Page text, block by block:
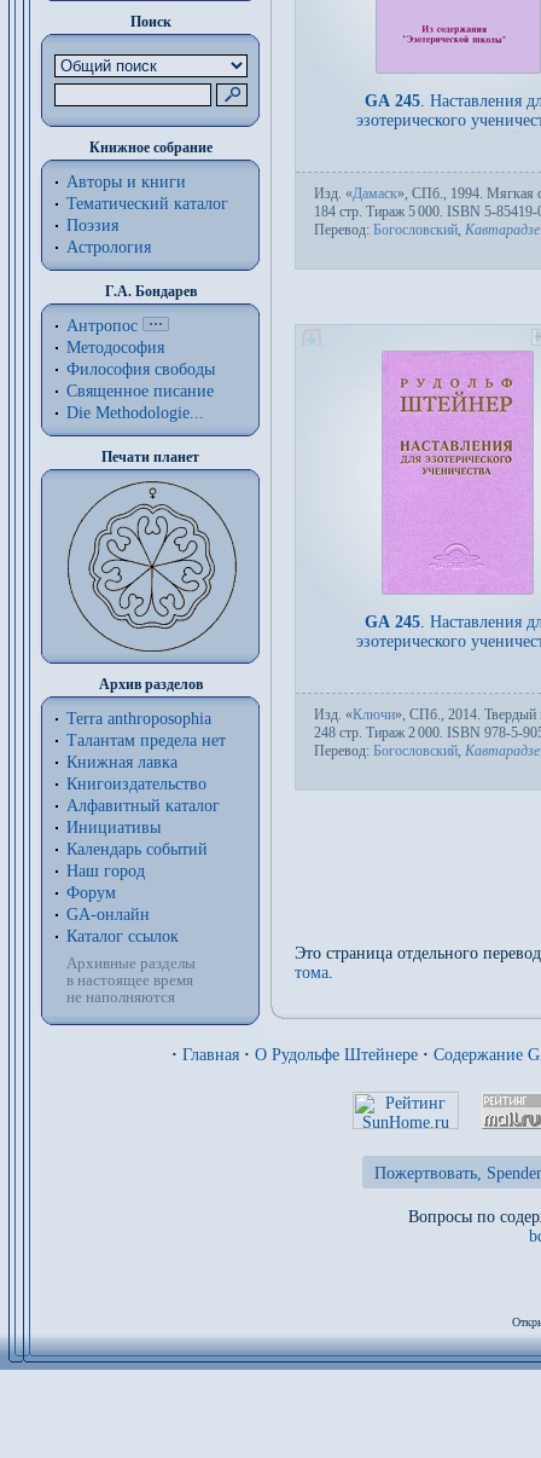
Поиск
Книжное собрание
Авторы и книги
Тематический каталог
Поэзия
Астрология
Г.А. Бондарев
Антропос
Методософия
Философия cвободы
Священное писание
Die Methodologie...
Печати планет
Архив разделов
Terra anthroposophia
Талантам предела нет
Книжная лавка
Книгоиздательство
Алфавитный каталог
Инициативы
Календарь событий
Наш город
Форум
GA-онлайн
Каталог ссылок
Архивные разделы
в настоящее время
не наполняются
GA 245 Наставления
эзотерического
Изд. «Дамаск», СПб.
, 1994. Мяг­кая
184 стр. Тираж 5000. ISBN 5-85419-
Пере­вод: Богословский Кавтарадзе
GA 245 Наставления
эзотерического
Изд. «Ключи», СПб.
, 2014. Твер­дый
248 стр. Тираж 2 000. ISBN 978-5-
Пере­вод: Богословский Кавтарадзе
Это страница отдельного
тома
· Главная · О Рудольфе Штейнере · Содержание
Пожертвовать,
Вопросы по